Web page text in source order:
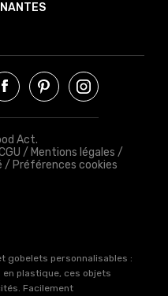
Act.
/ Mentions légales /
/ Préférences cookies
gobelets personnalisables :
plastique, ces objets
Facilement